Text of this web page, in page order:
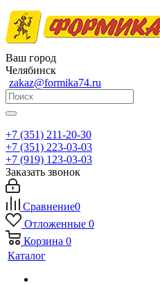
Ваш город
Челябинск
zakaz@formika74.ru
+7 (351) 211-20-30
+7 (351) 223-03-03
+7 (919) 123-03-03
Заказать звонок
Сравнение0
Отложенные 0
Корзина 0
Каталог